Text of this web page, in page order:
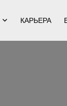
КАРЬЕРА